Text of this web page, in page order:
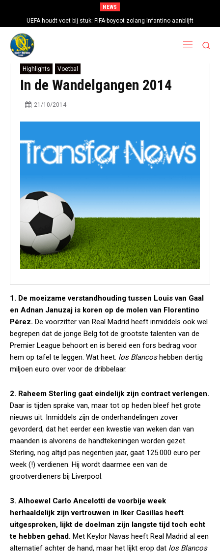
NEWS
UEFA houdt voet bij stuk: FIFA-boycot zolang Infantino aanblijft
Highlights Voetbal
In de Wandelgangen 2014
21/10/2014
1. De moeizame verstandhouding tussen Louis van Gaal
en Adnan Januzaj is koren op de molen van Florentino
Pérez. De voorzitter van Real Madrid heeft inmiddels ook wel
begrepen dat de jonge Belg tot de grootste talenten van de
Premier League behoort en is bereid een fors bedrag voor
hem op tafel te leggen. Wat heet: los Blancoshebben dertig
miljoen euro over voor de dribbelaar.
2. Raheem Sterling gaat eindelijk zijn contract verlengen.
Daar is tijden sprake van, maar tot op heden bleef het grote
nieuws uit. Inmiddels zijn de onderhandelingen zover
gevorderd, dat het eerder een kwestie van weken dan van
maanden is alvorens de handtekeningen worden gezet.
Sterling, nog altijd pas negentien jaar, gaat 125.000 euro per
week (!) verdienen. Hij wordt daarmee een van de
grootverdieners bij Liverpool.
3. Alhoewel Carlo Ancelotti de voorbije week
herhaaldelijk zijn vertrouwen in Iker Casillas heeft
uitgesproken, lijkt de doelman zijn langste tijd toch echt
te hebben gehad. Met Keylor Navas heeft Real Madrid al een
alternatief achter de hand, maar het lijkt erop dat los Blancos